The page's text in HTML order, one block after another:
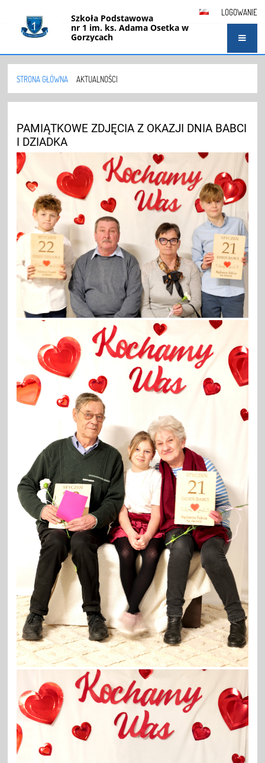
LOGOWANIE
Szkoła Podstawowa
nr 1 im. ks. Adama Osetka w
Gorzycach
STRONA GŁÓWNA AKTUALNOŚCI
PAMIĄTKOWE ZDJĘCIA Z OKAZJI DNIA BABCI
I DZIADKA